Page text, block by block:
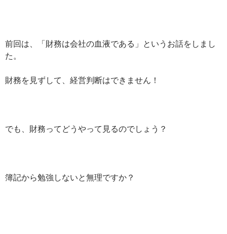
前回は、「財務は会社の血液である」というお話をしまし
た。
財務を見ずして、経営判断はできません！
でも、財務ってどうやって見るのでしょう？
簿記から勉強しないと無理ですか？